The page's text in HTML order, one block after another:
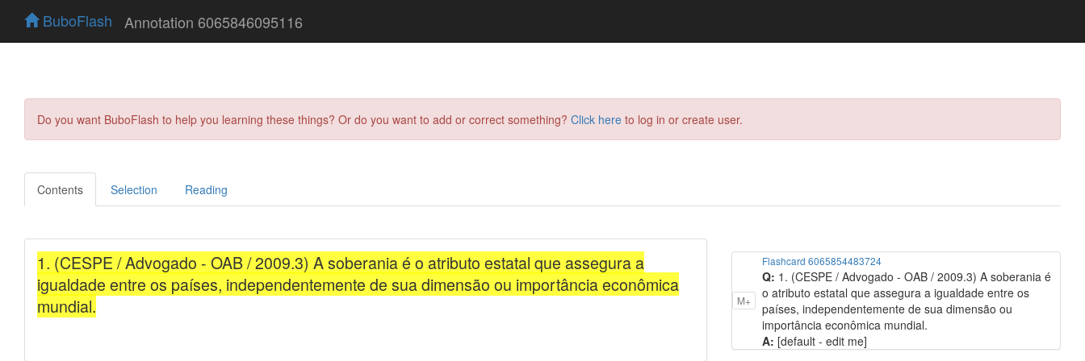
BuboFlash Annotation 6065846095116
Do you want BuboFlash to help you learning these things? Or do you want to add or correct something? Click here to log in or create user.
Contents Selection Reading
M+
Flashcard 6065854483724
Q: 1. (CESPE / Advogado - OAB / 2009.3) A soberania é
o atributo estatal que assegura a igualdade entre os
países, independentemente de sua dimensão ou
importância econômica mundial.
A: [default - edit me]